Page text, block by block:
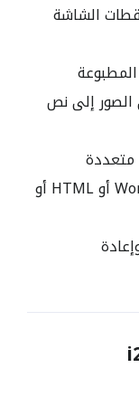
الشاشة
الصور إلى نص
تصدير النص إلى TXT أو Word أو HTML أو